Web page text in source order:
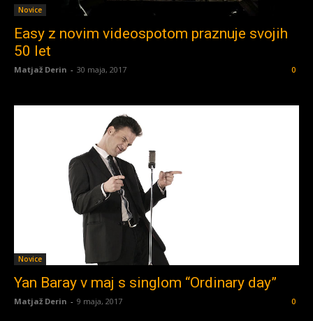
Novice
Easy z novim videospotom praznuje svojih
50 let
Matjaž Derin - 30 maja, 2017 0
Novice
Yan Baray v maj s singlom “Ordinary day”
Matjaž Derin - 9 maja, 2017 0